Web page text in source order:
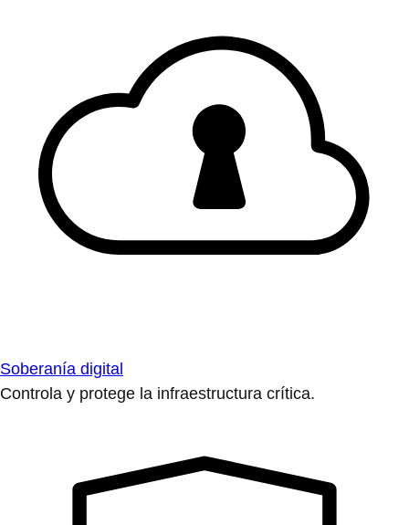
Soberanía digital
Controla y protege la infraestructura crítica.